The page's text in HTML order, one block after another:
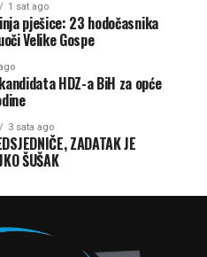
1 sat ago
pješice: 23 hodočasnika
Velike Gospe
HDZ-a BiH za opće
3 sata ago
ZADATAK JE
ŠUŠAK